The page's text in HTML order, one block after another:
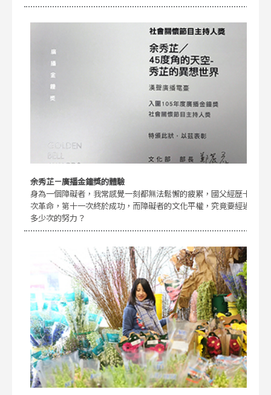
余秀芷－廣播金鐘獎的體驗
身為一個障礙者，我常感覺一刻都無法鬆懈的疲累，國父經歷十
次革命，第十一次終於成功，而障礙者的文化平權，究竟要經過
多少次的努力？